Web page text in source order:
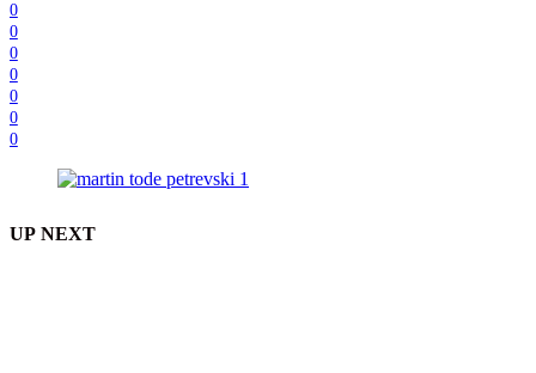
0
0
0
0
0
0
0
UP NEXT